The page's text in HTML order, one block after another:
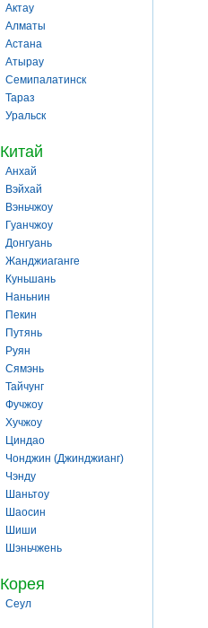
Актау
Алматы
Астана
Атырау
Семипалатинск
Тараз
Уральск
Китай
Анхай
Вэйхай
Вэньчжоу
Гуанчжоу
Донгуань
Жанджиаганге
Куньшань
Наньнин
Пекин
Путянь
Руян
Сямэнь
Тайчунг
Фучжоу
Хучжоу
Циндао
Чонджин (Джинджианг)
Чэнду
Шаньтоу
Шаосин
Шиши
Шэньчжень
Корея
Сеул